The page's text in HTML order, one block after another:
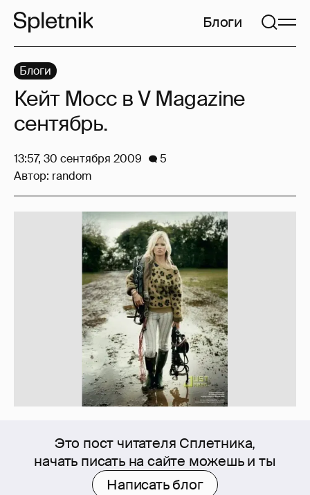
Блоги
Это пост читателя Сплетника,
начать писать на сайте можешь и ты
Написать блог
Блоги
Кейт Мосс в V Magazine
сентябрь.
13:57, 30 сентября 2009
5
Автор: random